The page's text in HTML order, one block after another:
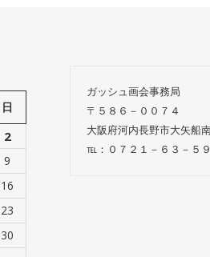
日
2
9
16
23
30
ガッシュ画会事務局
〒５８６－００７４
大阪府河内長野市大矢船
℡：０７２１－６３－５